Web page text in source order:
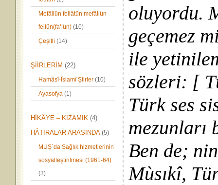
Mefâilün feilâtün mefâilün
feilün(fa’lün) (10)
Çeşitli (14)
ŞİİRLERİM (22)
Hamâsî-Îslamî Şiirler (10)
Ayasofya (1)
HİKÂYE – KIZAMIK (4)
HÂTIRALAR ARASINDA(5)
MUŞ`da Sağlık hizmetlerinin
sosyalleştirilmesi (1961-64)
(3)
oluyordu.
geçemez
ile
sözleri: [
Türk ses
Ben de;
Mùsıkî,